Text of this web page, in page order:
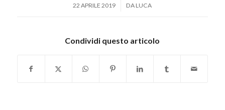
22 APRILE 2019
/ DA LUCA
Condividi questo articolo